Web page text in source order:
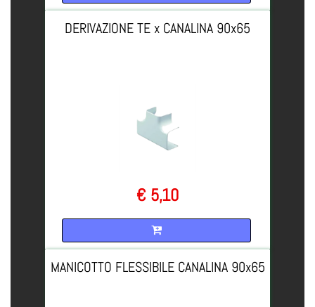
DERIVAZIONE TE x CANALINA 90x65
€ 5,10
MANICOTTO FLESSIBILE CANALINA 90x65